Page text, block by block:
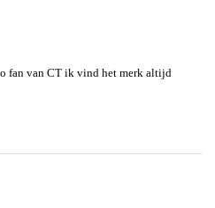
fan van CT ik vind het merk altijd